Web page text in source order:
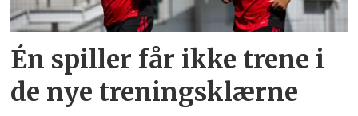
Én spiller får ikke trene i
de nye treningsklærne